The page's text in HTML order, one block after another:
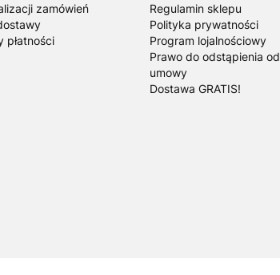
zamówień
płatności
Regulamin sklepu
Polityka prywatności
Program lojalnościowy
Prawo do odstąpienia od
umowy
Dostawa GRATIS!